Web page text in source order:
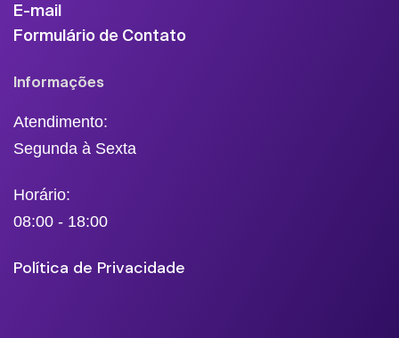
E-mail
Formulário de Contato
Informações
Atendimento:
Segunda à Sexta
Horário:
08:00 - 18:00
Política de Privacidade